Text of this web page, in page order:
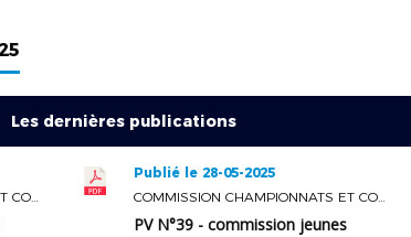
Les dernières publications
COMMISSION CHAMPIONNATS ET COUPES JEUNES
Publié le 28-05-2025
COMMISSION CHAMPIONNATS ET COUPES JEUNES
PV N°39 - commission jeunes